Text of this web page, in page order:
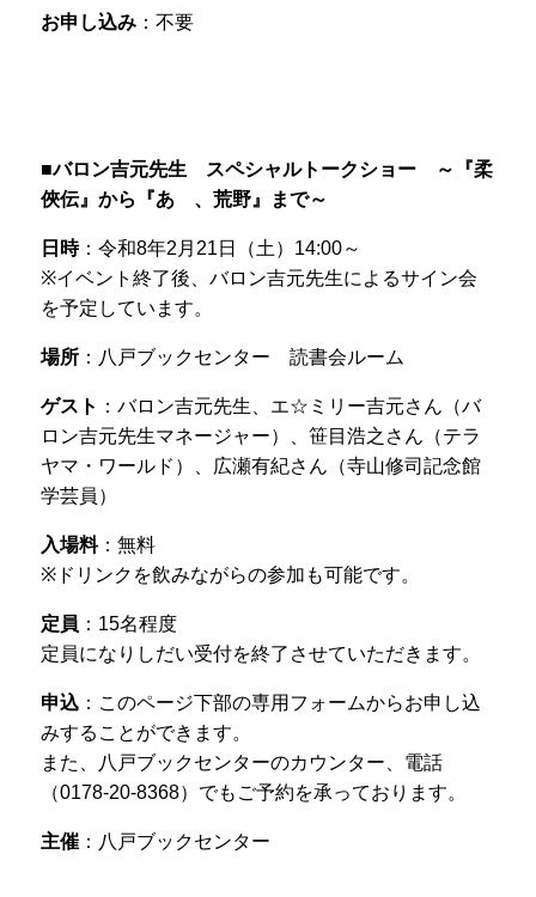
お申し込み：不要
■バロン吉元先生 スペシャルトークショー ～『柔
俠伝』から『あゝ、荒野』まで～
日時：令和8年2月21日（土）14:00～
※イベント終了後、バロン吉元先生によるサイン会
を予定しています。
場所：八戸ブックセンター 読書会ルーム
ゲスト ：バロン吉元先生、エ☆ミリー吉元さん（バ
ロン吉元先生マネージャー）、笹目浩之さん（テラ
ヤマ・ワールド）、広瀬有紀さん（寺山修司記念館
学芸員）
入場料：無料
※ドリンクを飲みながらの参加も可能です。
定員 ：15名程度
定員になりしだい受付を終了させていただきます。
申込：このページ下部の専用フォームからお申し込
みすることができます。
また、八戸ブックセンターのカウンター、電話
（0178-20-8368）でもご予約を承っております。
主催：八戸ブックセンター